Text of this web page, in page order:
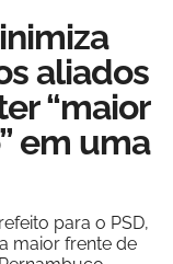
aliados
“maior
em uma
para o PSD,
maior frente de